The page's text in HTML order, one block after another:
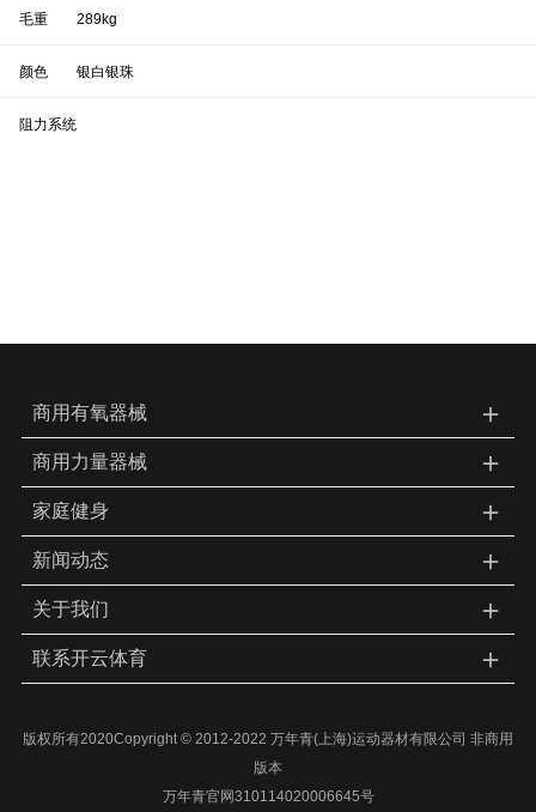
毛重 289kg
颜色 银白银珠
阻力系统
商用有氧器械 ＋
商用力量器械 ＋
家庭健身 ＋
新闻动态 ＋
关于我们 ＋
联系开云体育 ＋
版权所有2020Copyright © 2012-2022 万年青(上海)运动器材有限公司 非商用
版本
万年青官网310114020006645号